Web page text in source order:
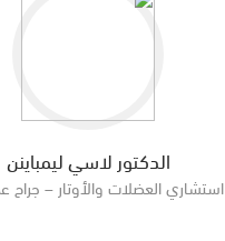
الدكتور لاسي ليمباينن
استشاري العضلات والأوتار – جراح